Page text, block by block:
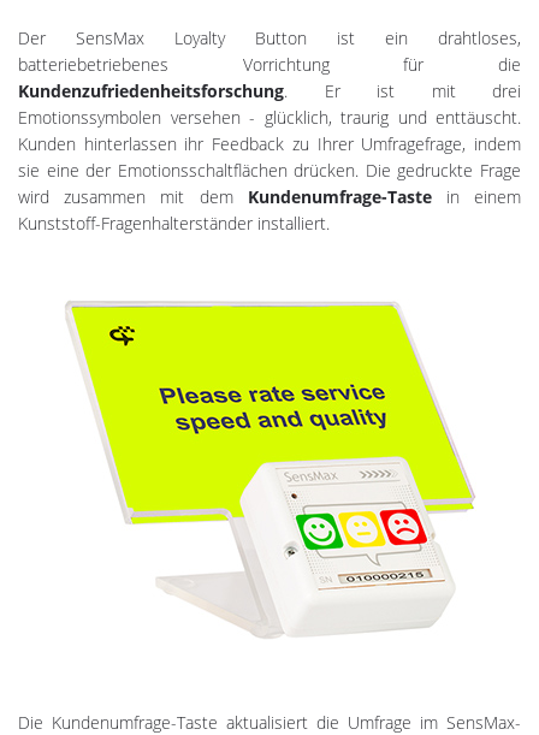
Der SensMax Loyalty Button ist ein drahtloses,
batteriebetriebenes Vorrichtung für die
Kundenzufriedenheitsforschung. Er ist mit drei
Emotionssymbolen versehen - glücklich, traurig und enttäuscht.
Kunden hinterlassen ihr Feedback zu Ihrer Umfragefrage, indem
sie eine der Emotionsschaltflächen drücken. Die gedruckte Frage
wird zusammen mit dem Kundenumfrage-Tastein einem
Kunststoff-Fragenhalterständer installiert.
Die Kundenumfrage-Taste aktualisiert die Umfrage im SensMax-